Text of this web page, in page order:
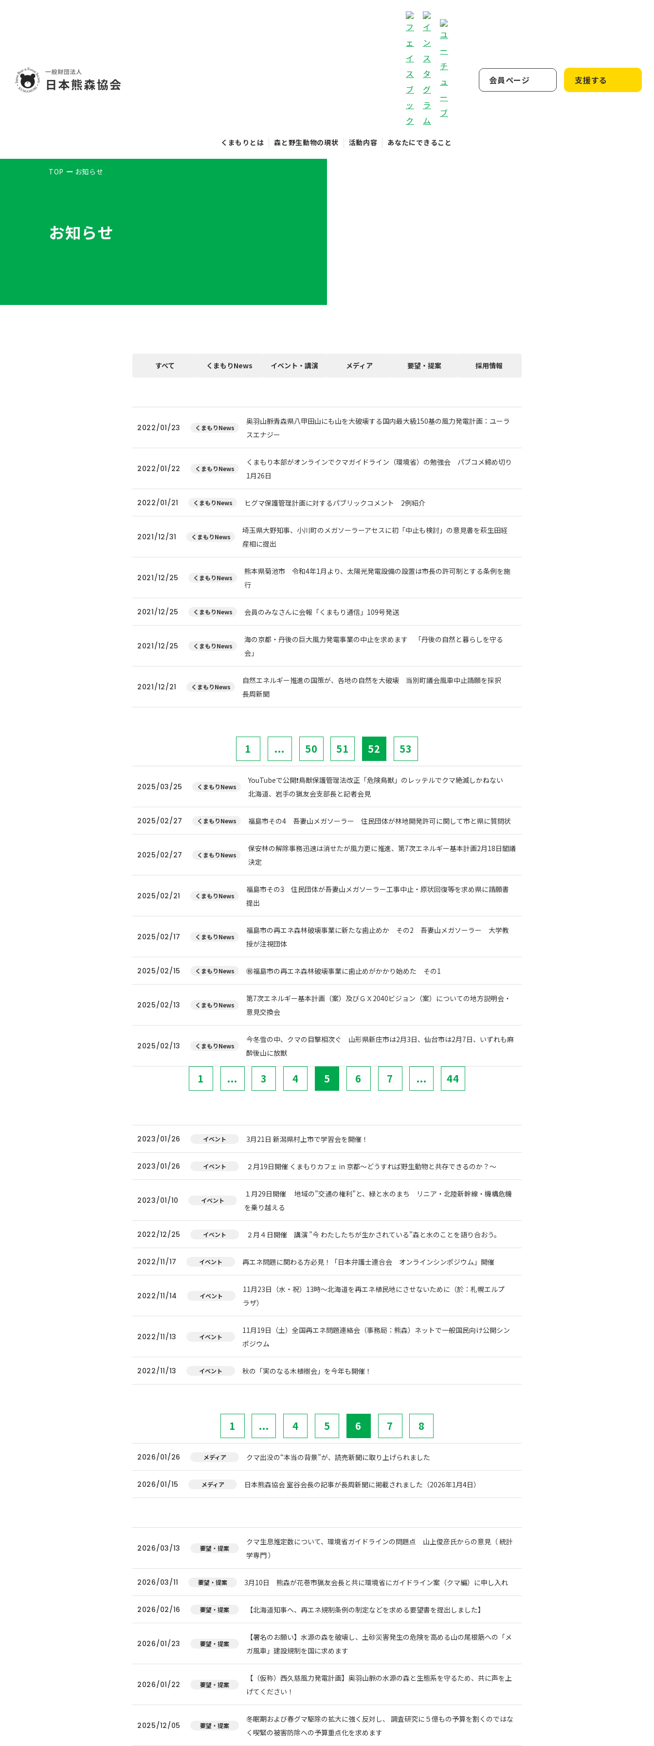
くまもりとは 森と野生動物の現状 活動内容 あなたにできること
会員ページ 支援する
TOP お知らせ
お知らせ
すべて くまもりNews イベント・講演 メディア 要望・提案 採用情報
2022/01/23 くまもりNews
奥羽山脈青森県八甲田山にも山を大破壊する国内最大級150基の風力発電計画：ユーラ
スエナジー
2022/01/22 くまもりNews
くまもり本部がオンラインでクマガイドライン（環境省）の勉強会 パブコメ締め切り
1月26日
2022/01/21 くまもりNews ヒグマ保護管理計画に対するパブリックコメント 2例紹介
2021/12/31 くまもりNews
埼玉県大野知事、小川町のメガソーラーアセスに初「中止も検討」の意見書を萩生田経
産相に提出
2021/12/25 くまもりNews
熊本県菊池市 令和4年1月より、太陽光発電設備の設置は市長の許可制とする条例を施
行
2021/12/25 くまもりNews 会員のみなさんに会報「くまもり通信」109号発送
2021/12/25 くまもりNews
海の京都・丹後の巨大風力発電事業の中止を求めます 「丹後の自然と暮らしを守る
会」
2021/12/21 くまもりNews
自然エネルギー推進の国策が、各地の自然を大破壊 当別町議会風車中止請願を採択
長周新聞
1 ... 50 51 52 53
2025/03/25 くまもりNews
YouTubeで公開❗鳥獣保護管理法改正「危険鳥獣」のレッテルでクマ絶滅しかねない
北海道、岩手の猟友会支部長と記者会見
2025/02/27 くまもりNews 福島市その4 吾妻山メガソーラー 住民団体が林地開発許可に関して市と県に質問状
2025/02/27 くまもりNews
保安林の解除事務迅速は消せたが風力更に推進、第7次エネルギー基本計画2月18日閣議
決定
2025/02/21 くまもりNews
福島市その3 住民団体が吾妻山メガソーラー工事中止・原状回復等を求め県に請願書
提出
2025/02/17 くまもりNews
福島市の再エネ森林破壊事業に新たな歯止めか その2 吾妻山メガソーラー 大学教
授が注視団体
2025/02/15 くまもりNews ㊗️福島市の再エネ森林破壊事業に歯止めがかかり始めた その1
2025/02/13 くまもりNews
第7次エネルギー基本計画（案）及びＧＸ2040ビジョン（案）についての地方説明会・
意見交換会
2025/02/13 くまもりNews
今冬雪の中、クマの目撃相次ぐ 山形県新庄市は2月3日、仙台市は2月7日、いずれも麻
酔後山に放獣
1 ... 3 4 5 6 7 ... 44
2023/01/26 イベント 3月21日 新潟県村上市で学習会を開催！
2023/01/26 イベント ２月19日開催 くまもりカフェ in 京都～どうすれば野生動物と共存できるのか？～
2023/01/10 イベント
１月29日開催 地域の”交通の権利”と、緑と水のまち リニア・北陸新幹線・機構危機
を乗り越える
2022/12/25 イベント ２月４日開催 講演 ”今 わたしたちが生かされている”森と水のことを語り合おう。
2022/11/17 イベント 再エネ問題に関わる方必見！「日本弁護士連合会 オンラインシンポジウム」開催
2022/11/14 イベント
11月23日（水・祝）13時～北海道を再エネ植民地にさせないために（於：札幌エルプ
ラザ）
2022/11/13 イベント
11月19日（土）全国再エネ問題連絡会（事務局：熊森）ネットで一般国民向け公開シン
ポジウム
2022/11/13 イベント 秋の「実のなる木植樹会」を今年も開催！
1 ... 4 5 6 7 8
2026/01/26 メディア クマ出没の“本当の背景”が、読売新聞に取り上げられました
2026/01/15 メディア 日本熊森協会 室谷会長の記事が長周新聞に掲載されました（2026年1月4日）
2026/03/13 要望・提案
クマ生息推定数について、環境省ガイドラインの問題点 山上俊彦氏からの意見（ 統計
学専門 ）
2026/03/11 要望・提案 3月10日 熊森が花巻市猟友会長と共に環境省にガイドライン案（クマ編）に申し入れ
2026/02/16 要望・提案 【北海道知事へ、再エネ規制条例の制定などを求める要望書を提出しました】
2026/01/23 要望・提案
【署名のお願い】水源の森を破壊し、土砂災害発生の危険を高める山の尾根筋への「メ
ガ風車」建設規制を国に求めます
2026/01/22 要望・提案
【（仮称）西久慈風力発電計画】奥羽山脈の水源の森と生態系を守るため、共に声を上
げてください！
2025/12/05 要望・提案
冬眠期および春グマ駆除の拡大に強く反対し、 調査研究に５億もの予算を割くのではな
く喫緊の被害防除への予算重点化を求めます